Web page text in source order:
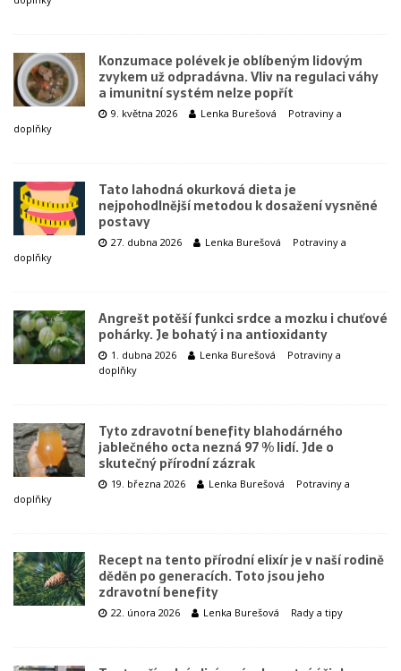
Konzumace polévek je oblíbeným lidovým
zvykem už odpradávna. Vliv na regulaci váhy
a imunitní systém nelze popřít
9. května 2026 Lenka Burešová
Potraviny a
doplňky
Tato lahodná okurková dieta je
nejpohodlnější metodou k dosažení vysněné
postavy
27. dubna 2026 Lenka Burešová
Potraviny a
doplňky
Angrešt potěší funkci srdce a mozku i chuťové
pohárky. Je bohatý i na antioxidanty
1. dubna 2026 Lenka Burešová
Potraviny a
doplňky
Tyto zdravotní benefity blahodárného
jablečného octa nezná 97 % lidí. Jde o
skutečný přírodní zázrak
19. března 2026 Lenka Burešová
Potraviny a
doplňky
Recept na tento přírodní elixír je v naší rodině
děděn po generacích. Toto jsou jeho
zdravotní benefity
22. února 2026 Lenka Burešová Rady a tipy